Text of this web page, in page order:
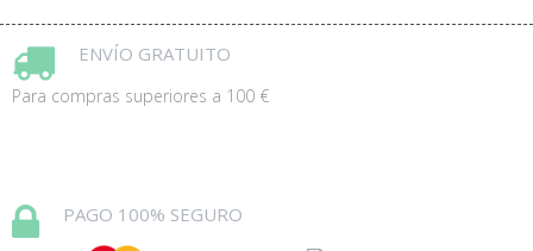
ENVÍO GRATUITO
Para compras superiores a 100 €
PAGO 100% SEGURO